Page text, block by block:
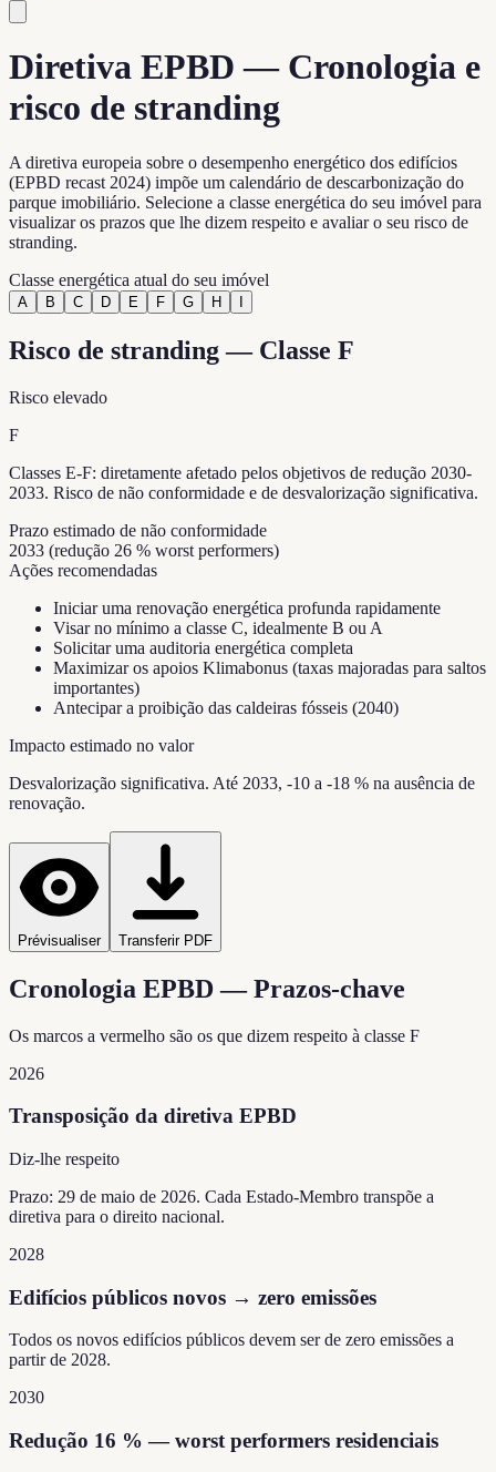
Diretiva EPBD — Cronologia e
risco de stranding
A diretiva europeia sobre o desempenho energético dos edifícios
(EPBD recast 2024) impõe um calendário de descarbonização do
parque imobiliário. Selecione a classe energética do seu imóvel para
visualizar os prazos que lhe dizem respeito e avaliar o seu risco de
stranding.
Classe energética atual do seu imóvel
A B C D E F G H
Risco de stranding — Classe F
Risco elevado
F
Classes E-F: diretamente afetado pelos objetivos de redução 2030-
2033. Risco de não conformidade e de desvalorização significativa.
Prazo estimado de não conformidade
2033 (redução 26 % worst performers)
Ações recomendadas
Iniciar uma renovação energética profunda rapidamente
Visar no mínimo a classe C, idealmente B ou A
Solicitar uma auditoria energética completa
Maximizar os apoios Klimabonus (taxas majoradas para saltos
importantes)
Antecipar a proibição das caldeiras fósseis (2040)
Impacto estimado no valor
Desvalorização significativa. Até 2033, -10 a -18 % na ausência de
renovação.
Prévisualiser Transferir PDF
Cronologia EPBD — Prazos-chave
Os marcos a vermelho são os que dizem respeito à classe F
2026
Transposição da diretiva EPBD
Diz-lhe respeito
Prazo: 29 de maio de 2026. Cada Estado-Membro transpõe a
diretiva para o direito nacional.
2028
Edifícios públicos novos → zero emissões
Todos os novos edifícios públicos devem ser de zero emissões a
partir de 2028.
2030
Redução 16 % — worst performers residenciais